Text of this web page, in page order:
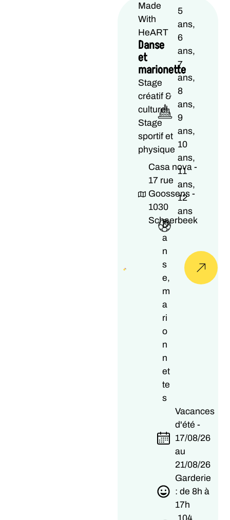
Made
With
HeART
Danse
et
marionette
Stage
créatif &
culturel,
Stage
sportif et
physique
Casa nova -
17 rue
Goossens -
1030
Schaerbeek
5
ans,
6
ans,
7
ans,
8
ans,
9
ans,
10
ans,
11
ans,
12
ans
D
a
n
s
e,
m
a
ri
o
n
n
et
te
s
Vacances
d'été -
17/08/26
au
21/08/26
Garderie
: de 8h à
17h
104